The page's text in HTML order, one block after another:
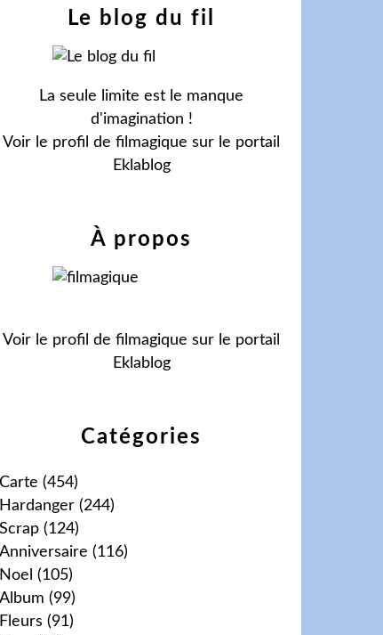
Catégories
Carte (454)
Hardanger (244)
Scrap (124)
Anniversaire (116)
Noel (105)
Album (99)
Fleurs (91)
Le blog du fil
La seule limite est le manque
d'imagination !
Voir le profil de filmagique sur le portail
Eklablog
À propos
Voir le profil de filmagique sur le portail
Eklablog